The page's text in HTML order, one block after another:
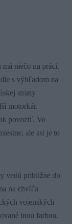
niečo na práci.
s výhľadom na
strany
motorkár.
povoziť. Vo
ale asi je to
vedú približne do
na chvíľu
vojenských
inou farbou.